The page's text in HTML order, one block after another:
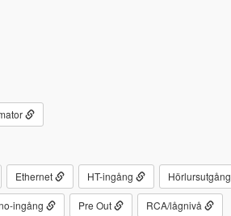
Ethernet HT-ingång Hörlursutgång
ingång Pre Out RCA/lågnivå